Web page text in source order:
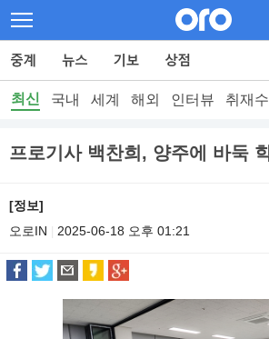
최신 국내 세계 해외 인터뷰 취재
프로기사 백찬희, 양주에 바둑
[정보]
오로IN
2025-06-18 오후 01:21